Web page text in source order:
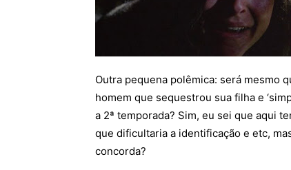
Outra pequena polêmica: será mesmo
homem que sequestrou sua filha e
a 2ª temporada? Sim, eu sei que aqui
que dificultaria a identificação e etc,
concorda?